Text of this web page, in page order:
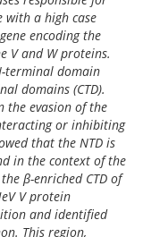
with a high case
encoding the
V and W proteins.
terminal domain
domains (CTD).
the evasion of the
or inhibiting
that the NTD is
in the context of the
β-enriched CTD of
V protein
and identified
This region,